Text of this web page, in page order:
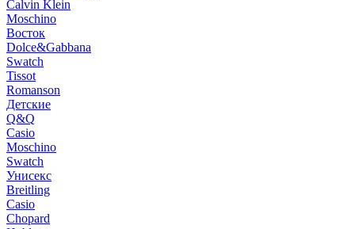
Calvin Klein
Moschino
Восток
Dolce&Gabbana
Swatch
Tissot
Romanson
Детские
Q&Q
Casio
Moschino
Swatch
Унисекс
Breitling
Casio
Chopard